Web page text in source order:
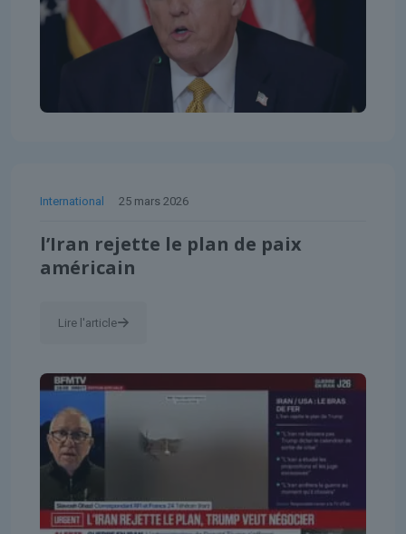
International 25 mars 2026
l’Iran rejette le plan de paix
américain
Lire l'article